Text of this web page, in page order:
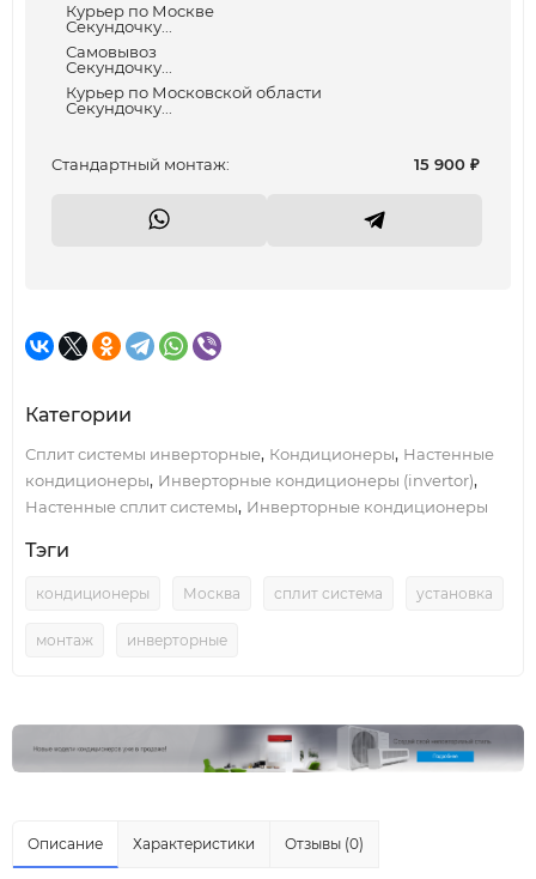
Курьер по Москве
Секундочку...
Самовывоз
Секундочку...
Курьер по Московской области
Секундочку...
Cтандартный монтаж: 15 900 ₽
Категории
Сплит системы инверторные, Кондиционеры, Настенные
кондиционеры, Инверторные кондиционеры (invertor),
Настенные сплит системы, Инверторные кондиционеры
Тэги
кондиционеры Москва сплит система установка
монтаж инверторные
Описание Характеристики Отзывы (0)